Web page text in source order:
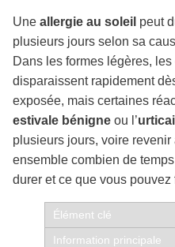
Une allergie au soleil peut
plusieurs jours selon sa
Dans les formes légères,
disparaissent rapidement
exposée, mais certaines
estivale bénigne ou l’
plusieurs jours, voire
ensemble combien de
durer et ce que vous